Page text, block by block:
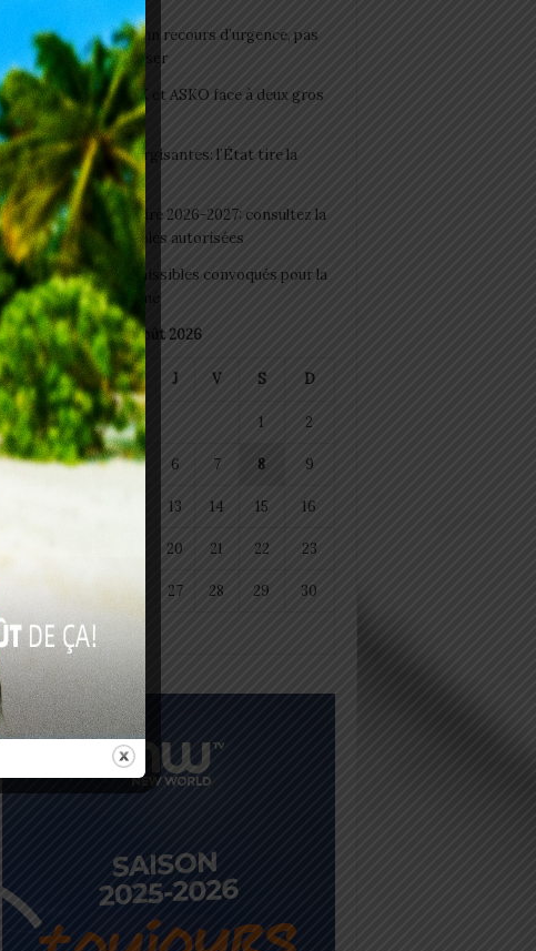
Pilule du lendemain : un recours d’urgence, pas
une habitude à banaliser
Interclubs CAF: ASCK et ASKO face à deux gros
morceaux
Togo/ Boissons énergisantes: l’État tire la
sonnette d’alarme
Togo/ Rentrée scolaire 2026-2027: consultez la
liste officielle des écoles autorisées
ESSAL 2026 : les admissibles convoqués pour la
visite médicale à Lomé
août 2026
L M M J V S D
1 2
3 4 5 6 7 8 9
13 14 15 16
20 21 22 23
27 28 29 30
31
« Juil